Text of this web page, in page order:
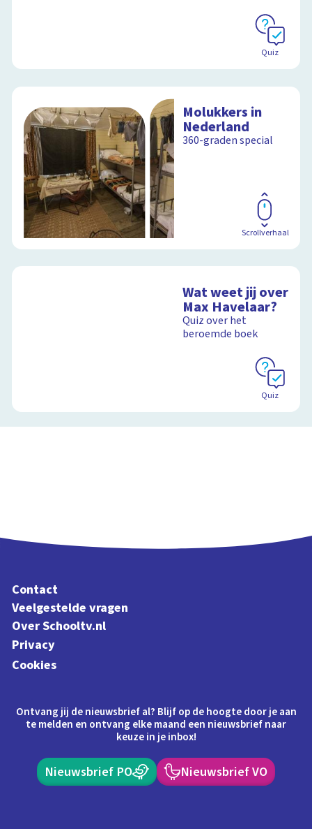
Quiz
Molukkers in
Nederland
360-graden special
Scrollverhaal
Wat weet jij over
Max Havelaar?
Quiz over het
beroemde boek
Quiz
Contact
Veelgestelde vragen
Over Schooltv.nl
Privacy
Cookies
Ontvang jij de nieuwsbrief al? Blijf op de hoogte door je aan
te melden en ontvang elke maand een nieuwsbrief naar
keuze in je inbox!
Nieuwsbrief PO Nieuwsbrief VO